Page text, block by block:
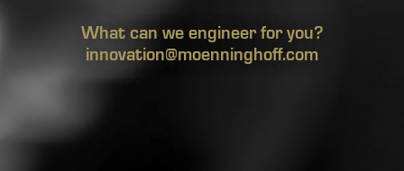
What can we engineer for you?
innovation@moenninghoff.com